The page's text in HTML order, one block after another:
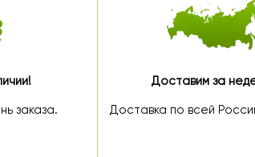
заказа.
Доставим за
Доставка по всей